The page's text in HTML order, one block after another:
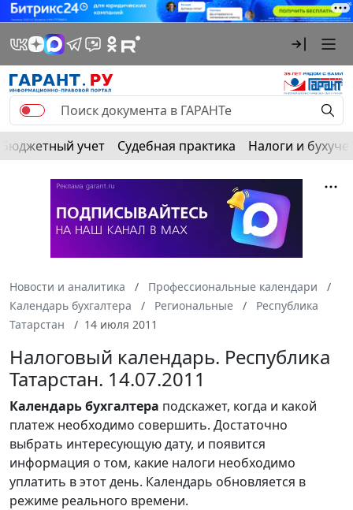
Бюджетный учет Судебная практика Налоги и
Новости и аналитика
Профессиональные календари
Календарь бухгалтера
Региональные
Республика
Татарстан
14 июля 2011
Налоговый календарь. Республика
Татарстан. 14.07.2011
Календарьбухгалтера подскажет, когда и какой
платеж необходимо совершить. Достаточно
выбрать интересующую дату, и появится
информация о том, какие налоги необходимо
уплатить в этот день. Календарь обновляется в
режиме реального времени.